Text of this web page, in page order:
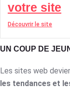
votre site
Découvrir le site
UN COUP DE
Les sites web
les tendances et